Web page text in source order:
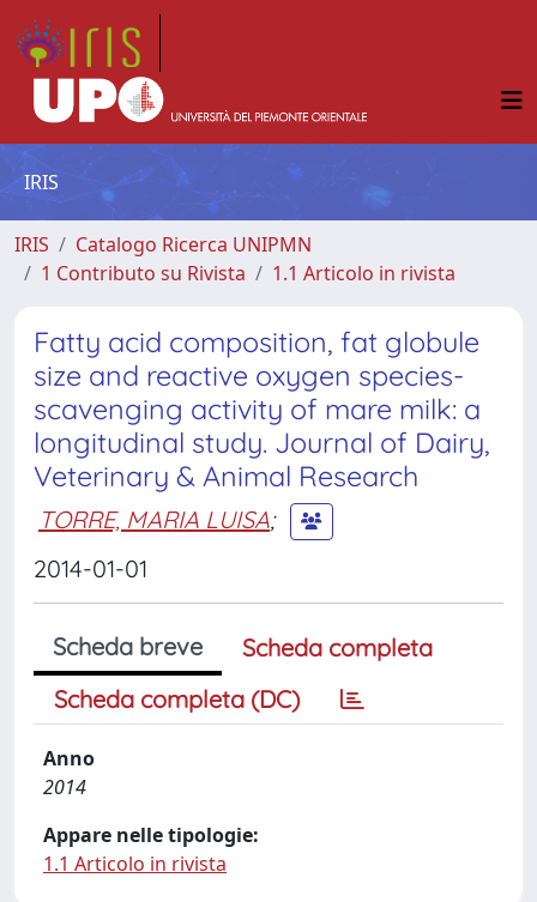
IRIS
IRIS
Catalogo Ricerca UNIPMN
1 Contributo su Rivista
1.1 Articolo in rivista
Fatty acid composition, fat globule
size and reactive oxygen species-
scavenging activity of mare milk: a
longitudinal study. Journal of Dairy,
Veterinary & Animal Research
TORRE, MARIA LUISA;
2014-01-01
Scheda breve
Scheda completa
Scheda completa (DC)
Anno
2014
Appare nelle tipologie:
1.1 Articolo in rivista